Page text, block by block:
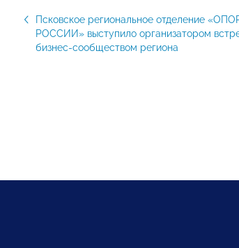
Псковское региональное отделение
РОССИИ» выступило организатором
бизнес-сообществом региона